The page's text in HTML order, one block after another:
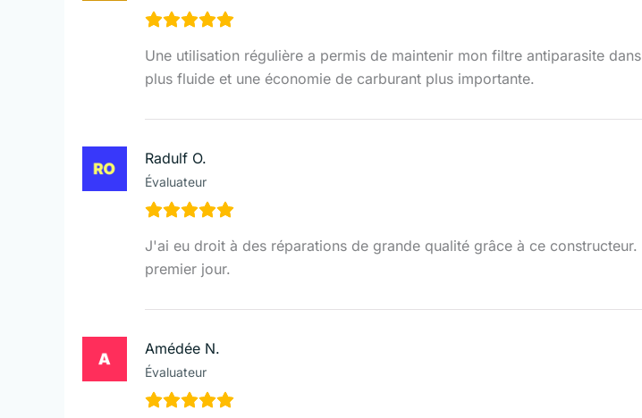
Une utilisation régulière a permis de maintenir mon filtre antiparasite
plus fluide et une économie de carburant plus importante.
Radulf O.
Évaluateur
J'ai eu droit à des réparations de grande qualité grâce à ce
premier jour.
Amédée N.
Évaluateur